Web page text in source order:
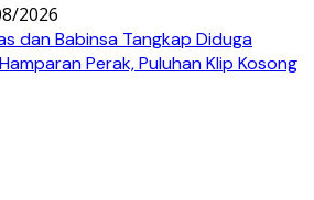
2026
dan Babinsa Tangkap Diduga
Perak, Puluhan Klip Kosong